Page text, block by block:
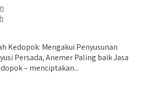
Kedopok: Mengakui Penyusunan
Persada, Anemer Paling baik Jasa
– menciptakan...